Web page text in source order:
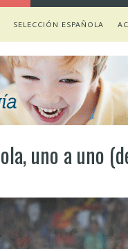
SELECCIÓN ESPAÑOLA
uno a uno